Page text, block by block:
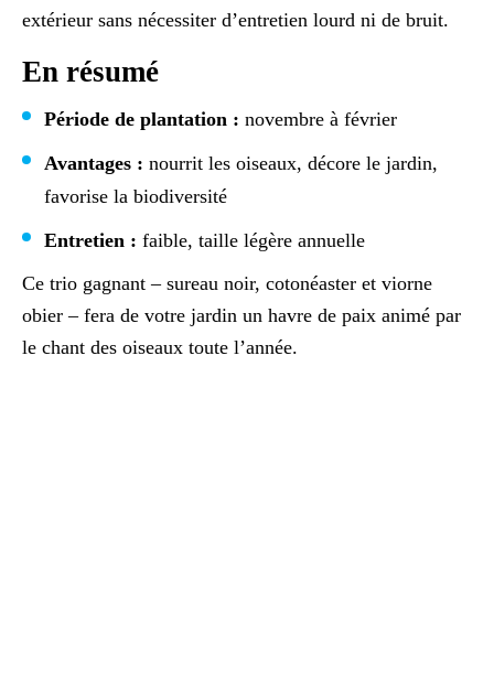
extérieur sans nécessiter d’entretien lourd ni de bruit.
En résumé
Période de plantation : novembre à février
Avantages : nourrit les oiseaux, décore le jardin,
favorise la biodiversité
Entretien : faible, taille légère annuelle
Ce trio gagnant – sureau noir, cotonéaster et viorne
obier – fera de votre jardin un havre de paix animé par
le chant des oiseaux toute l’année.